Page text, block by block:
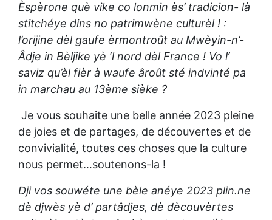
Èspèrone què vike co lonmin ès’ tradicion- là
stitchéye dins no patrimwène culturèl ! :
l’orijine dèl gaufe èrmontroût au Mwèyin-n’-
Âdje in Bèljike yè ‘l nord dèl France ! Vo l’
saviz qu’èl fièr à waufe âroût sté indvinté pa
in marchau au 13ème sièke ?
Je vous souhaite une belle année 2023 pleine
de joies et de partages, de découvertes et de
convivialité, toutes ces choses que la culture
nous permet…soutenons-la !
Dji vos souwéte une bèle anéye 2023 plin.ne
dè djwès yè d’ partâdjes, dè dècouvèrtes